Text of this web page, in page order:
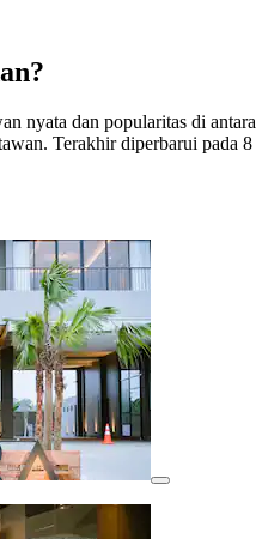
nyata dan popularitas di
Terakhir diperbarui pada 8